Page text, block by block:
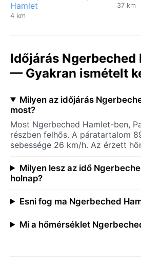
Hamlet
4 km
37 km
Időjárás Ngerbeched
— Gyakran ismételt
Milyen az időjárás
most?
Most Ngerbeched Hamlet-ben,
részben felhős. A páratartalom
sebessége 26 km/h. Az érzett
Milyen lesz az idő
holnap?
Esni fog ma Ngerbeched
Mi a hőmérséklet